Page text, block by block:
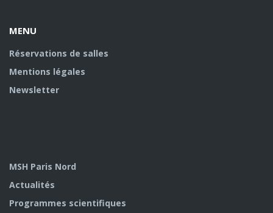
MENU
Réservations de salles
Mentions légales
Newsletter
MSH Paris Nord
Actualités
Programmes scientifiques